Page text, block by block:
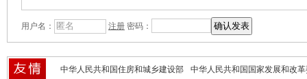
用户名： 注册 密码：
中华人民共和国住房和城乡建设部 中华人民共和国国家发展和改